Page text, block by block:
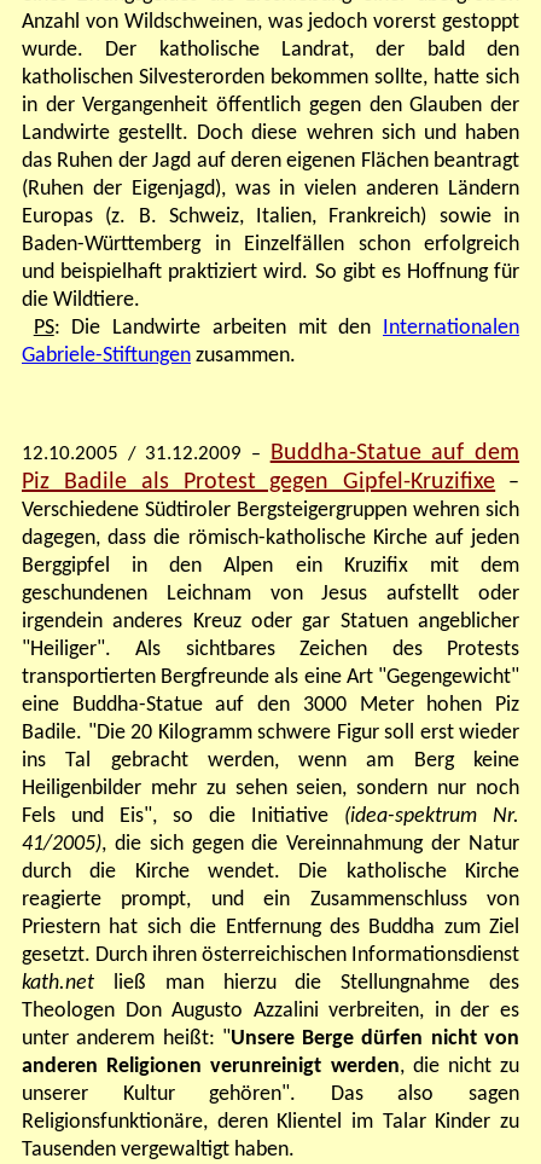
Anzahl von Wildschweinen, was jedoch vorerst gestoppt
wurde. Der katholische Landrat, der bald den
katholischen Silvesterorden bekommen sollte, hatte sich
in der Vergangenheit öffentlich gegen den Glauben der
Landwirte gestellt. Doch diese wehren sich und haben
das Ruhen der Jagd auf deren eigenen Flächen beantragt
(Ruhen der Eigenjagd), was in vielen anderen Ländern
Europas (z. B. Schweiz, Italien, Frankreich) sowie in
Baden-Württemberg in Einzelfällen schon erfolgreich
und beispielhaft praktiziert wird. So gibt es Hoffnung für
die Wildtiere.
PS: Die Landwirte arbeiten mit den
Internationalen
Gabriele-Stiftungen zusammen.
12.10.2005 / 31.12.2009 –
Buddha-Statue auf dem
Piz Badile als Protest gegen Gipfel-Kruzifixe
–
Verschiedene Südtiroler Bergsteigergruppen wehren sich
dagegen, dass die römisch-katholische Kirche auf jeden
Berggipfel in den Alpen ein Kruzifix mit dem
geschundenen Leichnam von Jesus aufstellt oder
irgendein anderes Kreuz oder gar Statuen angeblicher
"Heiliger". Als sichtbares Zeichen des Protests
transportierten Bergfreunde als eine Art "Gegengewicht"
eine Buddha-Statue auf den 3000 Meter hohen Piz
Badile. "Die 20 Kilogramm schwere Figur soll erst wieder
ins Tal gebracht werden, wenn am Berg keine
Heiligenbilder mehr zu sehen seien, sondern nur noch
Fels und Eis", so die Initiative (idea-spektrum Nr.
41/2005), die sich gegen die Vereinnahmung der Natur
durch die Kirche wendet. Die katholische Kirche
reagierte prompt, und ein Zusammenschluss von
Priestern hat sich die Entfernung des Buddha zum Ziel
gesetzt. Durch ihren österreichischen Informationsdienst
kath.net
ließ man hierzu die Stellungnahme des
Theologen Don Augusto Azzalini verbreiten, in der es
unter anderem heißt: "Unsere Berge dürfen nicht von
anderen Religionen verunreinigt werden, die nicht zu
unserer Kultur gehören".
Das also sagen
Religionsfunktionäre, deren Klientel im Talar Kinder zu
Tausenden vergewaltigt haben.